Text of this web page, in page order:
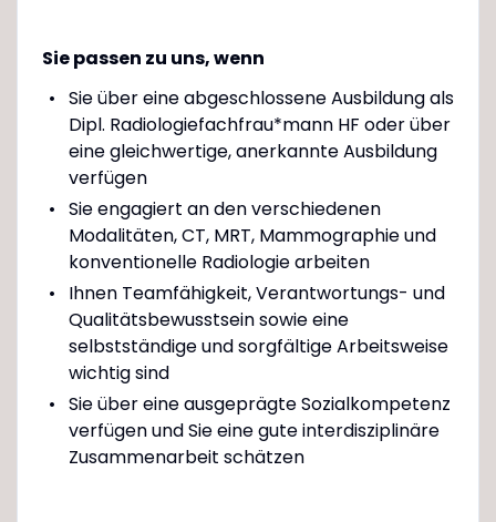
Sie passen zu uns, wenn
Sie über eine abgeschlossene Ausbildung als
Dipl. Radiologiefachfrau*mann HF oder über
eine gleichwertige, anerkannte Ausbildung
verfügen
Sie engagiert an den verschiedenen
Modalitäten, CT, MRT, Mammographie und
konventionelle Radiologie arbeiten
Ihnen Teamfähigkeit, Verantwortungs- und
Qualitätsbewusstsein sowie eine
selbstständige und sorgfältige Arbeitsweise
wichtig sind
Sie über eine ausgeprägte Sozialkompetenz
verfügen und Sie eine gute interdisziplinäre
Zusammenarbeit schätzen